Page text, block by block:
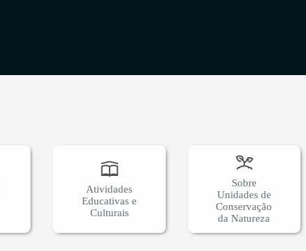
Atividades
Educativas e
Culturais
Sobre
Unidades de
Conservação
da Natureza